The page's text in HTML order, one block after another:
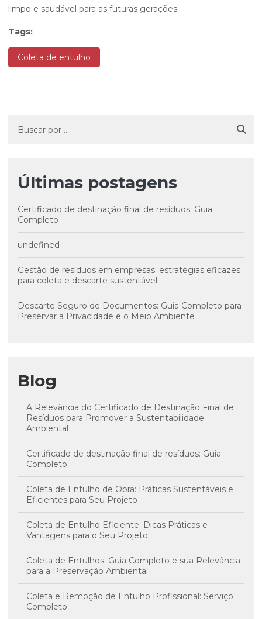
limpo e saudável para as futuras gerações.
Tags:
Coleta de entulho
Últimas postagens
Certificado de destinação final de resíduos: Guia
Completo
undefined
Gestão de resíduos em empresas: estratégias eficazes
para coleta e descarte sustentável
Descarte Seguro de Documentos: Guia Completo para
Preservar a Privacidade e o Meio Ambiente
Blog
A Relevância do Certificado de Destinação Final de
Resíduos para Promover a Sustentabilidade
Ambiental
Certificado de destinação final de resíduos: Guia
Completo
Coleta de Entulho de Obra: Práticas Sustentáveis e
Eficientes para Seu Projeto
Coleta de Entulho Eficiente: Dicas Práticas e
Vantagens para o Seu Projeto
Coleta de Entulhos: Guia Completo e sua Relevância
para a Preservação Ambiental
Coleta e Remoção de Entulho Profissional: Serviço
Completo